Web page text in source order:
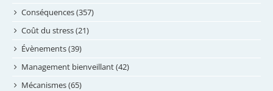
juillet 2024
juin 2024
mai 2024
avril 2024
février 2024
Conséquences (357)
Coût du stress (21)
Évènements (39)
Management bienveillant (42)
Mécanismes (65)